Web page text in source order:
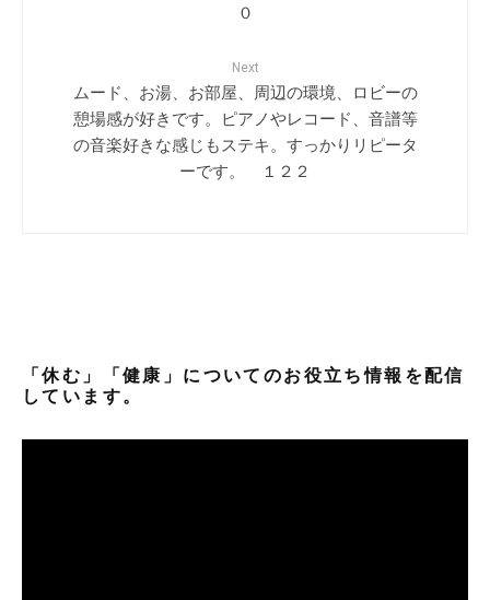
０
Next
ムード、お湯、お部屋、周辺の環境、ロビーの
憩場感が好きです。ピアノやレコード、音譜等
の音楽好きな感じもステキ。すっかりリピータ
ーです。 １２２
「休む」「健康」についてのお役立ち情報を配信
しています。